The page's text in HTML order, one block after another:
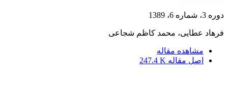
دوره 3، شماره 6، 1389
فرهاد عطایی، محمد کاظم شجاعی
مشاهده مقاله
اصل مقاله 247.4 K